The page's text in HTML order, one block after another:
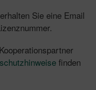
Sie eine Email
finden